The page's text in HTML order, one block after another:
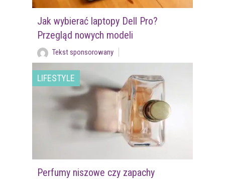
Jak wybierać laptopy Dell Pro?
Przegląd nowych modeli
Tekst sponsorowany
LIFESTYLE
Perfumy niszowe czy zapachy